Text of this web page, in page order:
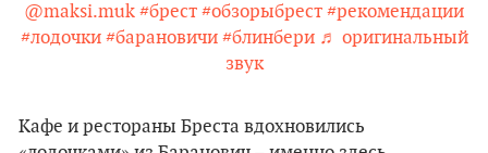
@maksi.muk #брест #обзорыбрест #рекомендации
#лодочки #барановичи #блинбери ♬ оригинальный
звук
Кафе и рестораны Бреста вдохновились